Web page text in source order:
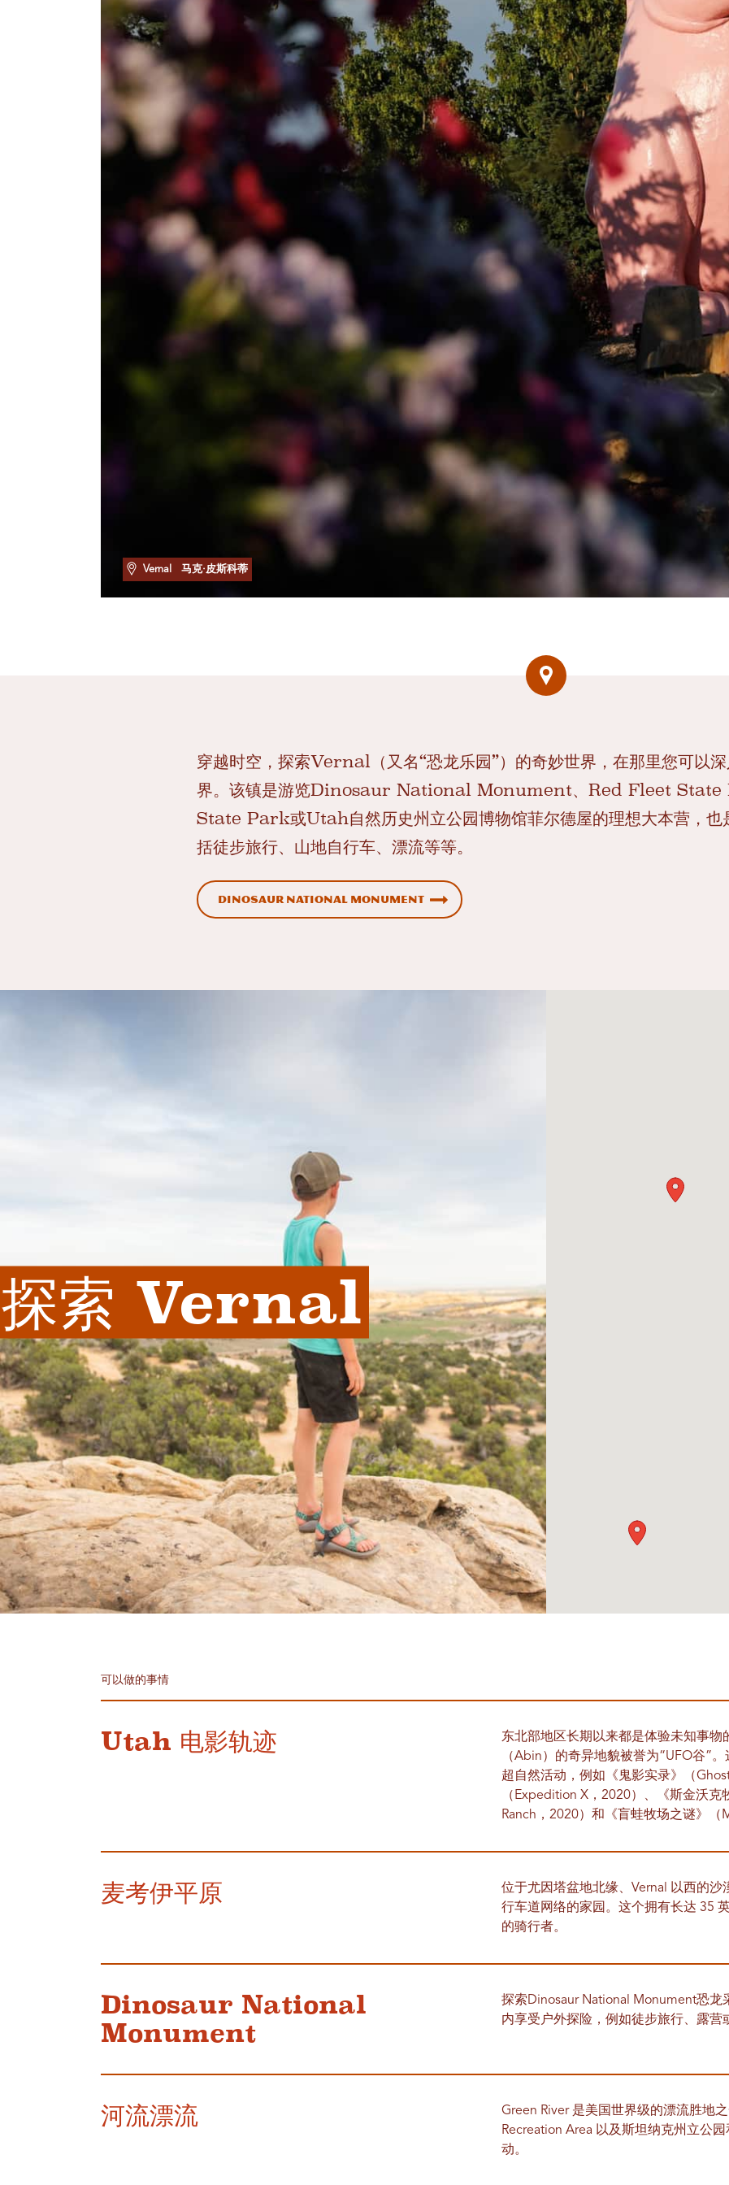
Vernal 马克·皮斯科蒂
穿越时空，探索Vernal（又名“恐龙乐园”）的奇妙世界，在那里您可以
界。该镇是游览Dinosaur National Monument、Red Fleet
State Park或Utah自然历史州立公园博物馆菲尔德屋的理想大本营，也
括徒步旅行、山地自行车、漂流等等。
Dinosaur National Monument
探索 Vernal
可以做的事情
Utah 电影轨迹
东北部地区长期以来都是体验未知事
（Abin）的奇异地貌被誉为“UFO谷”
超自然活动，例如《鬼影实录》（
（Expedition X，2020）、《斯金沃
Ranch，2020）和《盲蛙牧场之谜》（
麦考伊平原
位于尤因塔盆地北缘、Vernal 以西的
行车道网络的家园。这个拥有长达 35
的骑行者。
Dinosaur National
Monument
探索Dinosaur National Monument恐
内享受户外探险，例如徒步旅行、露营
河流漂流
Green River 是美国世界级的漂流胜地
Recreation Area 以及斯坦纳克州立公
动。